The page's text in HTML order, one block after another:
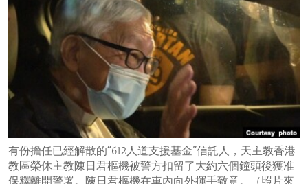
SearchASIA
EUROPE
MIDDLE EAST
SECURITY AND DEFENSE
AID AND DEVELOPMENT
DEMOCRACY AND GOVERNANCE
ECONOMY AND TRADE
ENVIRONMENT AND HEALTH
IDEALS AND INSTITUTIONS
ABOUT US
FOLLOW US
有份擔任已經解散的“612人道支援基金”信託人，天主教香港
教區榮休主教陳日君樞機被警方扣留了大約六個鐘頭後獲准